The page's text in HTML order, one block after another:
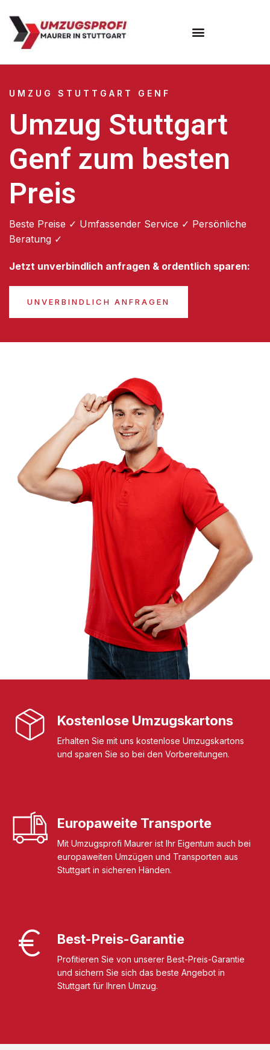
UMZUG STUTTGART GENF
Umzug Stuttgart
Genf zum besten
Preis
Beste Preise ✓ Umfassender Service ✓ Persönliche
Beratung ✓
Jetzt unverbindlich anfragen & ordentlich sparen:
UNVERBINDLICH ANFRAGEN
Kostenlose Umzugskartons
Erhalten Sie mit uns kostenlose Umzugskartons
und sparen Sie so bei den Vorbereitungen.
Europaweite Transporte
Mit Umzugsprofi Maurer ist Ihr Eigentum auch bei
europaweiten Umzügen und Transporten aus
Stuttgart in sicheren Händen.
Best-Preis-Garantie
Profitieren Sie von unserer Best-Preis-Garantie
und sichern Sie sich das beste Angebot in
Stuttgart für Ihren Umzug.